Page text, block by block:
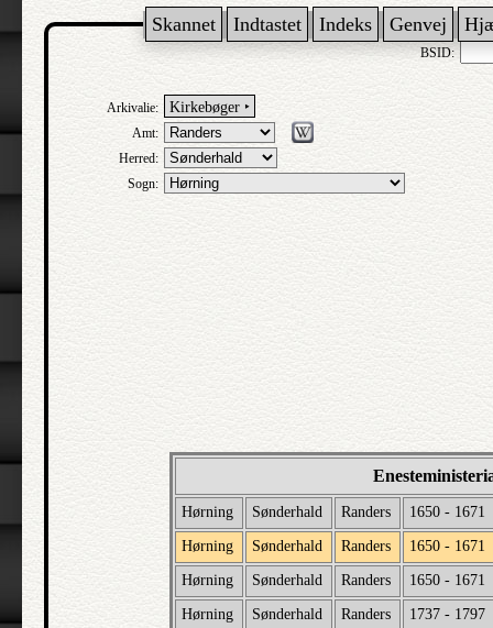
Skannet Indtastet Indeks Genvej
BSID:
Arkivalie: Kirkebøger ‣
Amt:
Herred:
Sogn:
Hørning Sønderhald Randers 1650 - 1671
Hørning Sønderhald Randers 1650 - 1671
Hørning Sønderhald Randers 1650 - 1671
Hørning Sønderhald Randers 1737 - 1797